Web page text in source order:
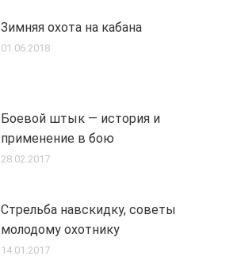
Зимняя охота на кабана
01.06.2018
Боевой штык — история и
применение в бою
28.02.2017
Стрельба навскидку, советы
молодому охотнику
14.01.2017